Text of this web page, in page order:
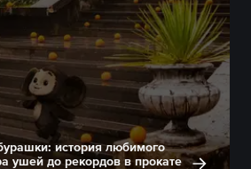
история любимого
ушей до рекордов в прокате